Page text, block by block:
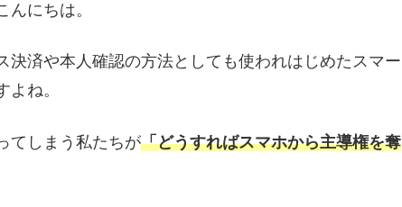
にちは。
済や本人確認の方法としても使われはじめたスマー
ね。
てしまう私たちが「どうすればスマホから主導権を奪